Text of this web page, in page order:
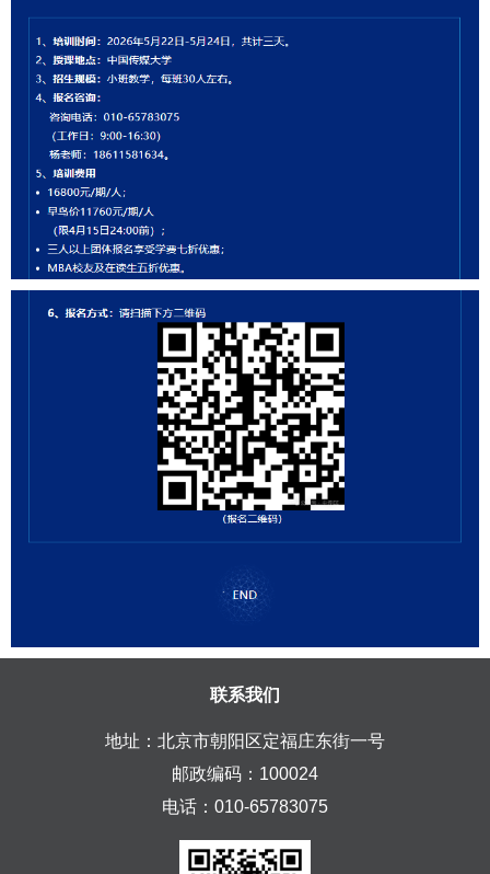
联系我们
地址：北京市朝阳区定福庄东街一号
邮政编码：100024
电话：010-65783075